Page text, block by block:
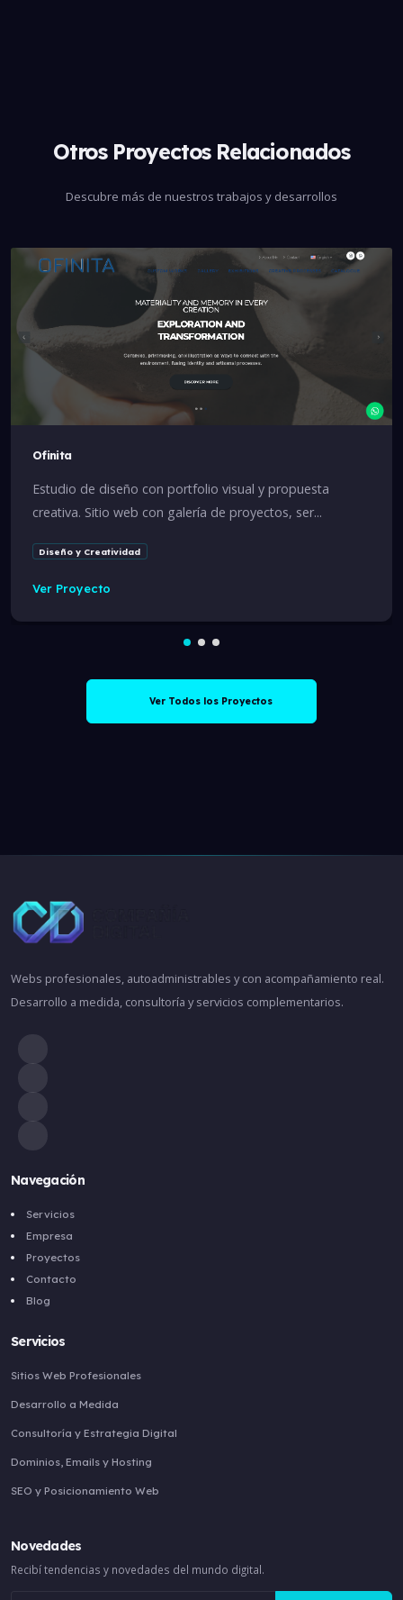
Otros Proyectos Relacionados
Descubre más de nuestros trabajos y desarrollos
Ofinita
Estudio de diseño con portfolio visual y propuesta
creativa. Sitio web con galería de proyectos, ser...
Diseño y Creatividad
Ver Proyecto
Ver Todos los Proyectos
Webs profesionales, autoadministrables y con acompañamiento real.
Desarrollo a medida, consultoría y servicios complementarios.
Navegación
Servicios
Empresa
Proyectos
Contacto
Blog
Servicios
Sitios Web Profesionales
Desarrollo a Medida
Consultoría y Estrategia Digital
Dominios, Emails y Hosting
SEO y Posicionamiento Web
Novedades
Recibí tendencias y novedades del mundo digital.